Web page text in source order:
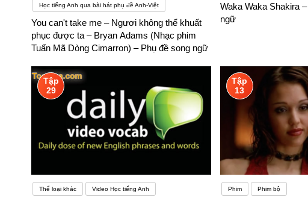
được sau khi ra trường bạn hoàn toàn có thể tìm được một công việc
chẳng bao giờ lo bị rơi vào tình trạng thất nghiệp. – Cơ hội đi du học và phát triển ở nước ngoài: Nếu bạn thể hiện được năng lực trong quá trình học tập thì cơ hội nhận được học bổng và đi du
học là rất lớn.– Tự tin đi nước ngoài mà không lo lắng: Cho dù là bạn
Học tiếng Anh qua bài hát phụ đề Anh-Việt
You can't take me – Ngươi không thể khuất
phục được ta – Bryan Adams (Nhạc phim
Tuấn Mã Dòng Cimarron) – Phụ đề song ngữ
Waka Waka Shakira
ngữ
Tập
29
Thể loại khác Video Học tiếng Anh
Tập
13
Phim Phim bộ